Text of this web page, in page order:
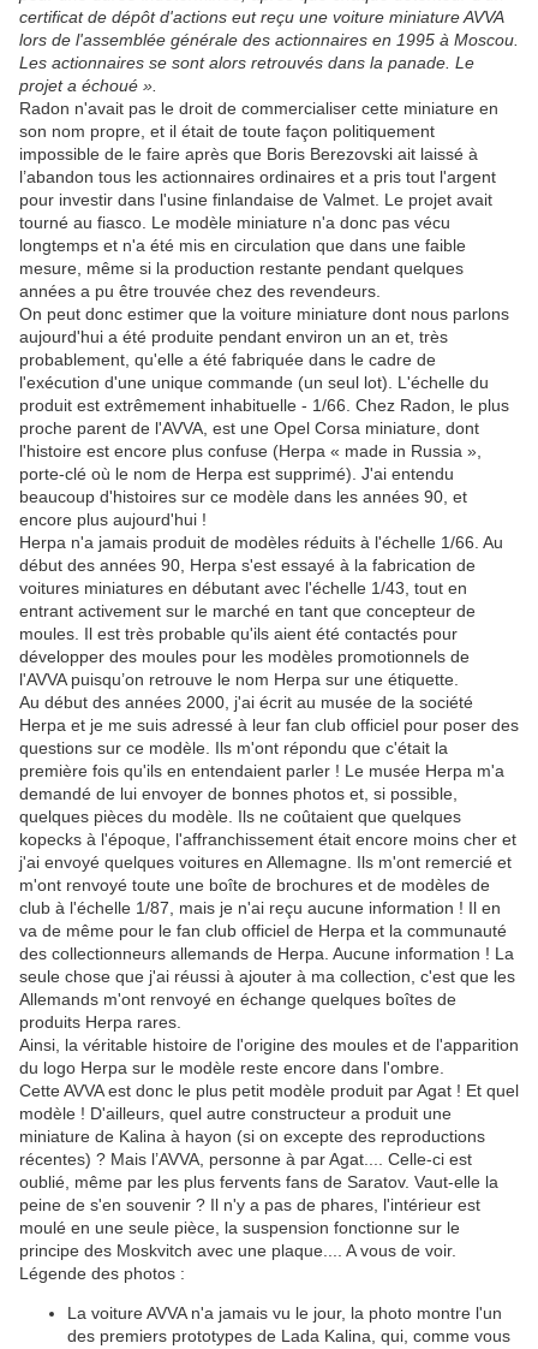
certificat de dépôt d'actions eut reçu une voiture miniature AVVA
lors de l'assemblée générale des actionnaires en 1995 à Moscou.
Les actionnaires se sont alors retrouvés dans la panade. Le
projet a échoué ».
Radon n'avait pas le droit de commercialiser cette miniature en
son nom propre, et il était de toute façon politiquement
impossible de le faire après que Boris Berezovski ait laissé à
l’abandon tous les actionnaires ordinaires et a pris tout l'argent
pour investir dans l'usine finlandaise de Valmet. Le projet avait
tourné au fiasco. Le modèle miniature n'a donc pas vécu
longtemps et n'a été mis en circulation que dans une faible
mesure, même si la production restante pendant quelques
années a pu être trouvée chez des revendeurs.
On peut donc estimer que la voiture miniature dont nous parlons
aujourd'hui a été produite pendant environ un an et, très
probablement, qu'elle a été fabriquée dans le cadre de
l'exécution d'une unique commande (un seul lot). L'échelle du
produit est extrêmement inhabituelle - 1/66. Chez Radon, le plus
proche parent de l'AVVA, est une Opel Corsa miniature, dont
l'histoire est encore plus confuse (Herpa « made in Russia »,
porte-clé où le nom de Herpa est supprimé). J'ai entendu
beaucoup d'histoires sur ce modèle dans les années 90, et
encore plus aujourd'hui !
Herpa n'a jamais produit de modèles réduits à l'échelle 1/66. Au
début des années 90, Herpa s'est essayé à la fabrication de
voitures miniatures en débutant avec l'échelle 1/43, tout en
entrant activement sur le marché en tant que concepteur de
moules. Il est très probable qu'ils aient été contactés pour
développer des moules pour les modèles promotionnels de
l'AVVA puisqu’on retrouve le nom Herpa sur une étiquette.
Au début des années 2000, j'ai écrit au musée de la société
Herpa et je me suis adressé à leur fan club officiel pour poser des
questions sur ce modèle. Ils m'ont répondu que c'était la
première fois qu'ils en entendaient parler ! Le musée Herpa m'a
demandé de lui envoyer de bonnes photos et, si possible,
quelques pièces du modèle. Ils ne coûtaient que quelques
kopecks à l'époque, l'affranchissement était encore moins cher et
j'ai envoyé quelques voitures en Allemagne. Ils m'ont remercié et
m'ont renvoyé toute une boîte de brochures et de modèles de
club à l'échelle 1/87, mais je n'ai reçu aucune information ! Il en
va de même pour le fan club officiel de Herpa et la communauté
des collectionneurs allemands de Herpa. Aucune information ! La
seule chose que j'ai réussi à ajouter à ma collection, c'est que les
Allemands m'ont renvoyé en échange quelques boîtes de
produits Herpa rares.
Ainsi, la véritable histoire de l'origine des moules et de l'apparition
du logo Herpa sur le modèle reste encore dans l'ombre.
Cette AVVA est donc le plus petit modèle produit par Agat ! Et quel
modèle ! D'ailleurs, quel autre constructeur a produit une
miniature de Kalina à hayon (si on excepte des reproductions
récentes) ? Mais l’AVVA, personne à par Agat.... Celle-ci est
oublié, même par les plus fervents fans de Saratov. Vaut-elle la
peine de s'en souvenir ? Il n'y a pas de phares, l'intérieur est
moulé en une seule pièce, la suspension fonctionne sur le
principe des Moskvitch avec une plaque.... A vous de voir.
Légende des photos :
La voiture AVVA n'a jamais vu le jour, la photo montre l'un
des premiers prototypes de Lada Kalina, qui, comme vous